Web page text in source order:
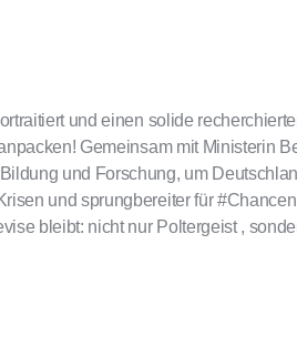
und einen solide
Gemeinsam mit Ministerin
und Forschung, um
und sprungbereiter für
bleibt: nicht nur Poltergeist ,